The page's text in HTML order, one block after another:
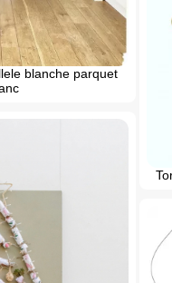
blanche parquet